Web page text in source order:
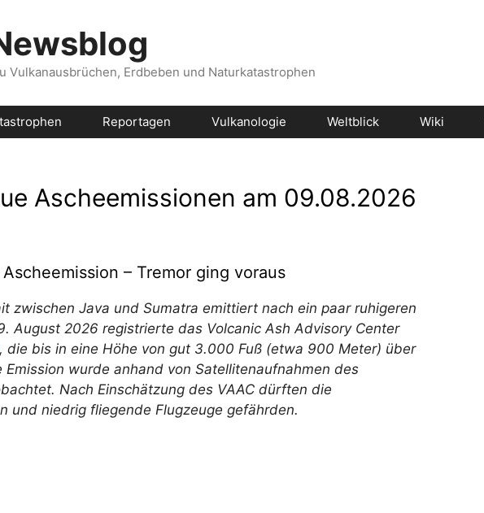
Vulkanausbrüchen, Erdbeben und Naturkatastrophen
Reportagen Vulkanologie Weltblick Wiki
Ascheemissionen am 09.08.2026
– Tremor ging voraus
zwischen Java und Sumatra emittiert nach ein paar ruhigeren
August 2026 registrierte das Volcanic Ash Advisory Center
, die bis in eine Höhe von gut 3.000 Fuß (etwa 900 Meter) über
wurde anhand von Satellitenaufnahmen des
Nach Einschätzung des VAAC dürften die
und niedrig fliegende Flugzeuge gefährden.